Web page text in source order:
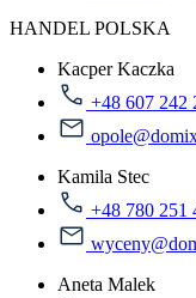
HANDEL POLSKA
Kacper Kaczka
+48 607 242
Kamila Stec
+48 780 251
Aneta Malek